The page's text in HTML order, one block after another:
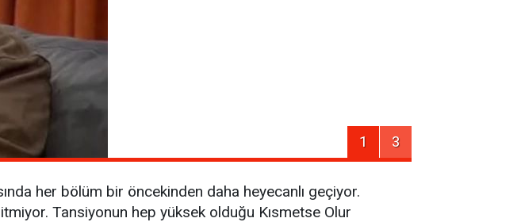
1 3
her bölüm bir öncekinden daha heyecanlı geçiyor.
Tansiyonun hep yüksek olduğu Kısmetse Olur